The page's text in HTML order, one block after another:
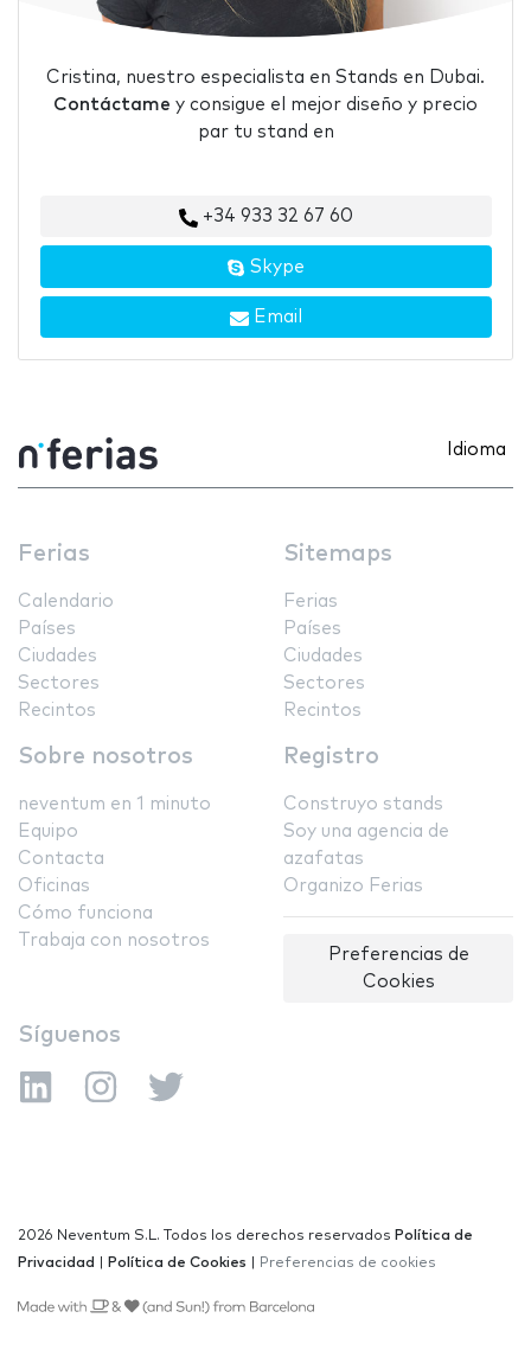
Cristina, nuestro especialista en Stands en Dubai.
Contáctame y consigue el mejor diseño y precio
par tu stand en
+34 933 32 67 60
Skype
Email
Idioma
Ferias
Calendario
Países
Ciudades
Sectores
Recintos
Sitemaps
Ferias
Países
Ciudades
Sectores
Recintos
Sobre nosotros
neventum en 1 minuto
Equipo
Contacta
Oficinas
Cómo funciona
Trabaja con nosotros
Registro
Construyo stands
Soy una agencia de
azafatas
Organizo Ferias
Preferencias de
Cookies
Síguenos
2026 Neventum S.L. Todos los derechos reservados Política de
Privacidad
Política de Cookies Preferencias de cookies